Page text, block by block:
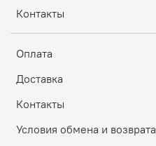
Контакты
Оплата
Доставка
Контакты
Условия обмена и возврата